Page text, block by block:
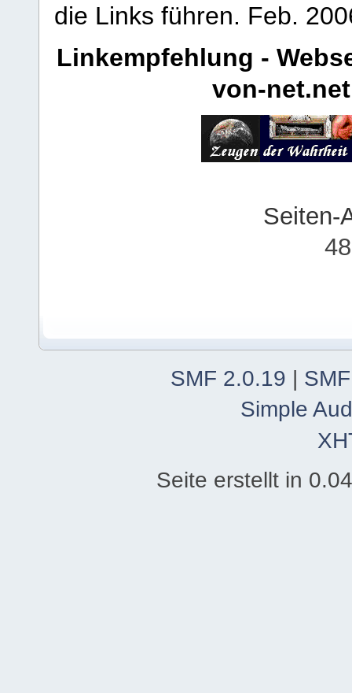
die Links führen. Feb.
Linkempfehlung -
von-net.net
Seiten-
SMF 2.0.19 |
Simple
Seite erstellt in